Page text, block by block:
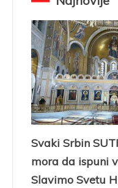
Svaki Srbin
mora da ispuni
Slavimo Svetu